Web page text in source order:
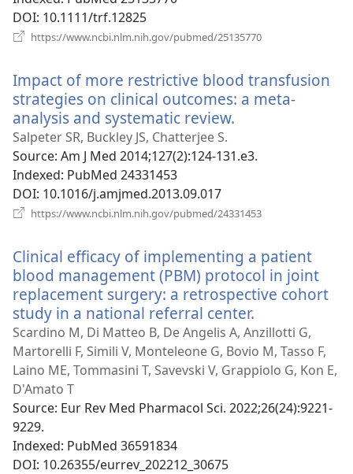
DOI‎: 10.1111/trf.12825
https://www.ncbi.nlm.nih.gov/pubmed/25135770
вікні)
Impact of more restrictive blood transfusion
strategies on clinical outcomes: a meta-
analysis and systematic review.
новому
Salpeter SR, Buckley JS, Chatterjee S.
Source‎: Am J Med 2014;127(2):124-131.e3.
Indexed‎: PubMed 24331453
DOI‎: 10.1016/j.amjmed.2013.09.017
https://www.ncbi.nlm.nih.gov/pubmed/24331453
вікні)
Clinical efficacy of implementing a patient
blood management (PBM) protocol in joint
replacement surgery: a retrospective cohort
study in a national referral center.
у
новому
вікні)
Scardino M, Di Matteo B, De Angelis A, Anzillotti G,
Martorelli F, Simili V, Monteleone G, Bovio M, Tasso F,
Laino ME, Tommasini T, Savevski V, Grappiolo G, Kon E,
D'Amato T
Source‎: Eur Rev Med Pharmacol Sci. 2022;26(24):9221-
9229.
Indexed‎: PubMed 36591834
DOI‎: 10.26355/eurrev_202212_30675